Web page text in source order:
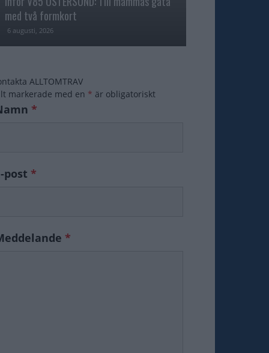
med två formkort
6 augusti, 2026
ALLTOMTRAV
markerade med en * är obligatoriskt
*
post *
*